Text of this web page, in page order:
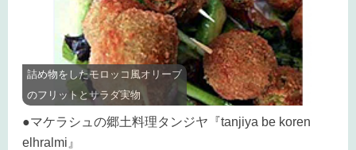
詰め物をしたモロッコ風オリーブ
のフリットとサラダ実物
●マケラシュの郷土料理タンジヤ『tanjiya be koren
elhralmi』